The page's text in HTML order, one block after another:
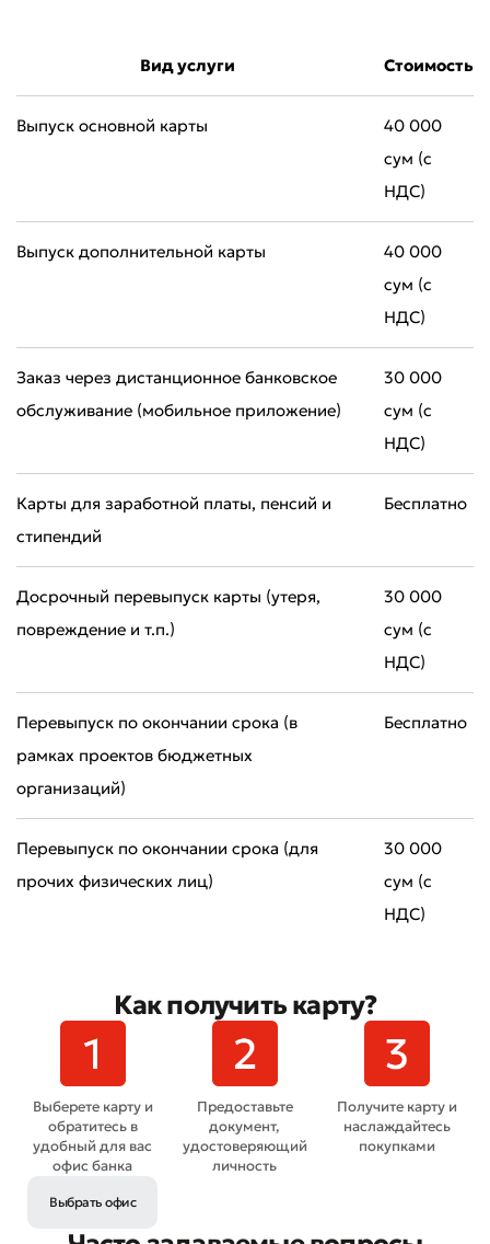
Вид услуги Стоимость
Выпуск основной карты
40 000
сум (с
НДС)
Выпуск дополнительной карты
40 000
сум (с
НДС)
Заказ через дистанционное банковское
обслуживание (мобильное приложение)
30 000
сум (с
НДС)
Карты для заработной платы, пенсий и
стипендий
Бесплатно
Досрочный перевыпуск карты (утеря,
повреждение и т.п.)
30 000
сум (с
НДС)
Перевыпуск по окончании срока (в
рамках проектов бюджетных
организаций)
Бесплатно
Перевыпуск по окончании срока (для
прочих физических лиц)
30 000
сум (с
НДС)
Как получить карту?
Выберете карту и
обратитесь в
удобный для вас
офис банка
Выбрать офис
Предоставьте
документ,
удостоверяющий
личность
Получите карту и
наслаждайтесь
покупками